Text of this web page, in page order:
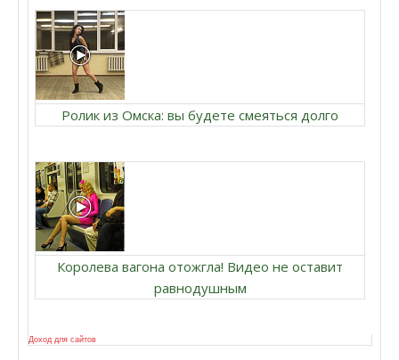
Ролик из Омска: вы будете смеяться долго
Королева вагона отожгла! Видео не оставит
равнодушным
Доход для сайтов